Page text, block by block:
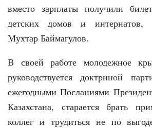
вместо зарплаты получили
детских домов и интернатов,
Мухтар Баймагулов.
В своей работе молодежное
руководствуется доктриной
ежегодными Посланиями
Казахстана, старается брать
коллег и трудиться не по